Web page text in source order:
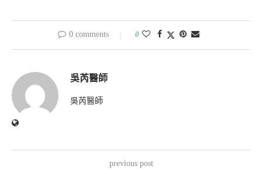
0 comments 0
吳芮醫師
吳芮醫師
previous post